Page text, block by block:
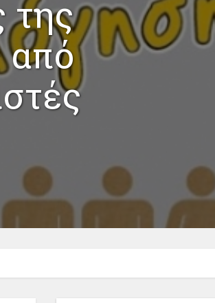
της
από